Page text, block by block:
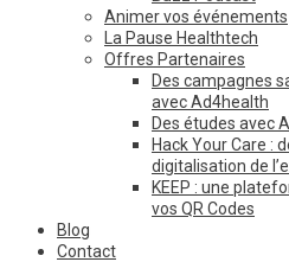
Animer vos événements
La Pause Healthtech
Offres Partenaires
Des campagnes
avec Ad4health
Des études avec
Hack Your Care :
digitalisation de
KEEP : une
vos QR Codes
Blog
Contact